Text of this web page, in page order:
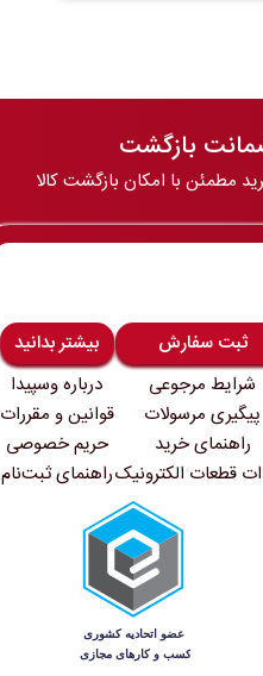
بازگشت
مطمئن با امکان بازگشت کالا
ثبت سفارش
شرایط مرجوعی
پیگیری مرسولات
راهنمای خرید
قطعات الکترونیک
بیشتر بدانید
درباره وسپیدا
قوانین و مقررات
حریم خصوصی
راهنمای ثبت‌نام